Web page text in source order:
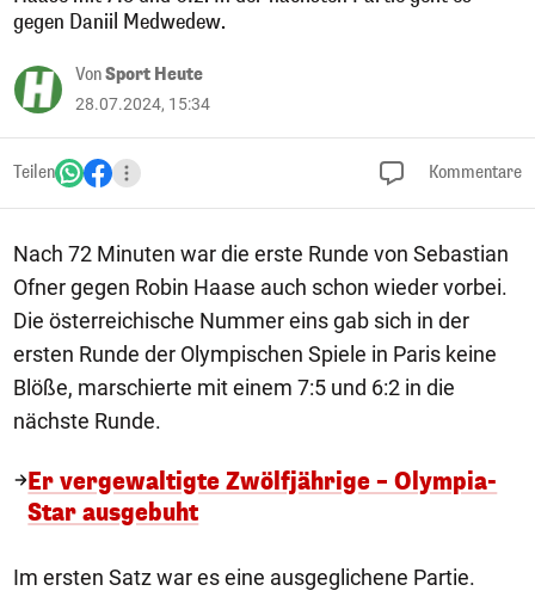
gegen Daniil Medwedew.
VonSport Heute
28.07.2024, 15:34
Teilen Kommentare
Nach 72 Minuten war die erste Runde von Sebastian
Ofner gegen Robin Haase auch schon wieder vorbei.
Die österreichische Nummer eins gab sich in der
ersten Runde der Olympischen Spiele in Paris keine
Blöße, marschierte mit einem 7:5 und 6:2 in die
nächste Runde.
Er vergewaltigte Zwölfjährige – Olympia-
Star ausgebuht
Im ersten Satz war es eine ausgeglichene Partie.